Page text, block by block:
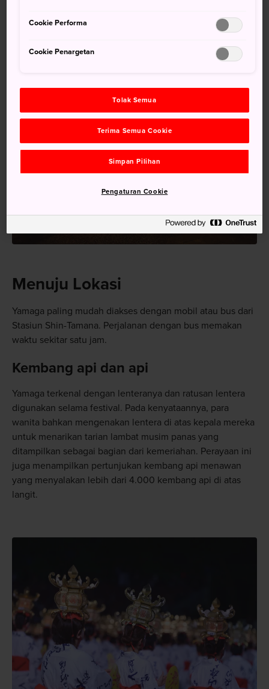
Menuju Lokasi
Yamaga paling mudah diakses dengan mobil atau bus dari
Stasiun Shin-Tamana. Perjalanan dengan bus memakan
waktu sekitar satu jam.
Kembang api dan api
Yamaga terkenal dengan lenteranya dan ratusan lentera
digunakan selama festival. Pada kenyataannya, para
wanita bahkan mengenakan lentera di atas kepala mereka
untuk menarikan tarian lambat musim panas yang
ditampilkan sebagai bagian dari kemeriahan. Perayaan ini
juga menampilkan pertunjukan kembang api menawan
yang menyalakan lebih dari 4.000 kembang api di atas
langit.
Cookie Performa
Cookie Penargetan
Tolak Semua
Terima Semua Cookie
Simpan Pilihan
Pengaturan Cookie